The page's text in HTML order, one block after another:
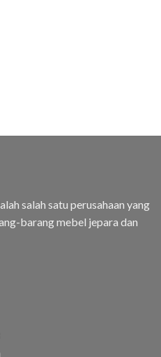
salah satu perusahaan yang
barang mebel jepara dan